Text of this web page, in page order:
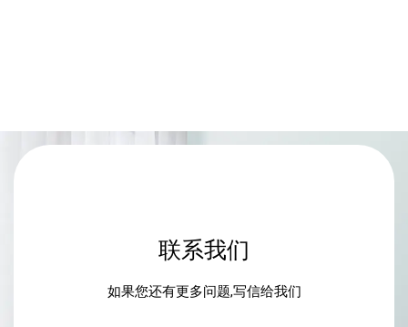
联系我们
如果您还有更多问题,写信给我们